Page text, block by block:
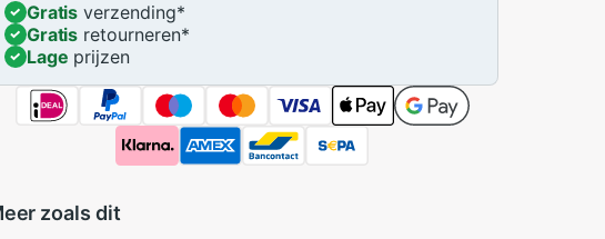
Gratis verzending*
Gratis retourneren*
Lage prijzen
zoals dit